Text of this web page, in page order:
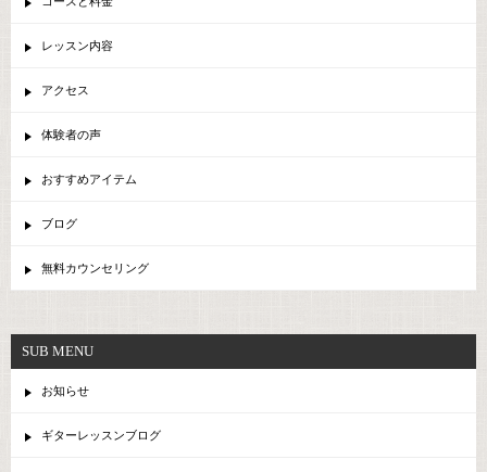
レッスン内容
アクセス
体験者の声
おすすめアイテム
ブログ
無料カウンセリング
SUB MENU
お知らせ
ギターレッスンブログ